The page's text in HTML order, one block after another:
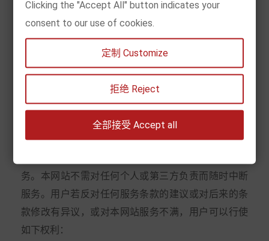
的可能性，同时会尽量避免这种损害的发生。
9．信息的储存及限制
本网站有判定用户的行为是否符合本网站服务条款的
要求和精神的权利，如果用户违背本网站服务条款的
规定，本网站有权中断其服务的帐号。
务。本网站不需对任何个人或第三方负责而随时中断
服务。用户若反对任何服务条款的建议或对后来的条
款修改有异议，或对本网站服务不满，用户可以行使
如下权利：
Clicking the "Accept All" button indicates your
consent to our use of cookies.
定制 Customize
拒绝 Reject
全部接受 Accept all